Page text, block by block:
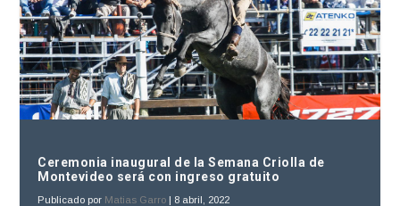
Ceremonia inaugural de la Semana Criolla de
Montevideo será con ingreso gratuito
Publicado por Matias Garro | 8 abril, 2022